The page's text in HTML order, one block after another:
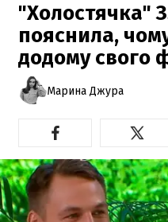
"Холостячка"
пояснила,
додому свого
Марина Джура